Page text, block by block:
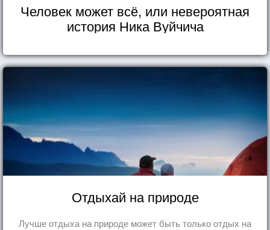
Человек может всё, или невероятная
история Ника Вуйчича
Отдыхай на природе
Лучше отдыха на природе может быть только отдых на